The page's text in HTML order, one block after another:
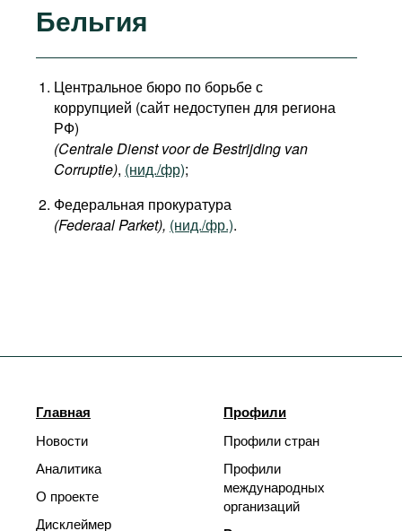
Бельгия
Центральное бюро по борьбе с
коррупцией (сайт недоступен для региона
РФ)
(Centrale Dienst voor de Bestrijding van
Corruptie), (нид./фр);
Федеральная прокуратура
(Federaal Parket), (нид./фр.).
Главная
Новости
Аналитика
О проекте
Дисклеймер
Профили
Профили стран
Профили
международных
организаций